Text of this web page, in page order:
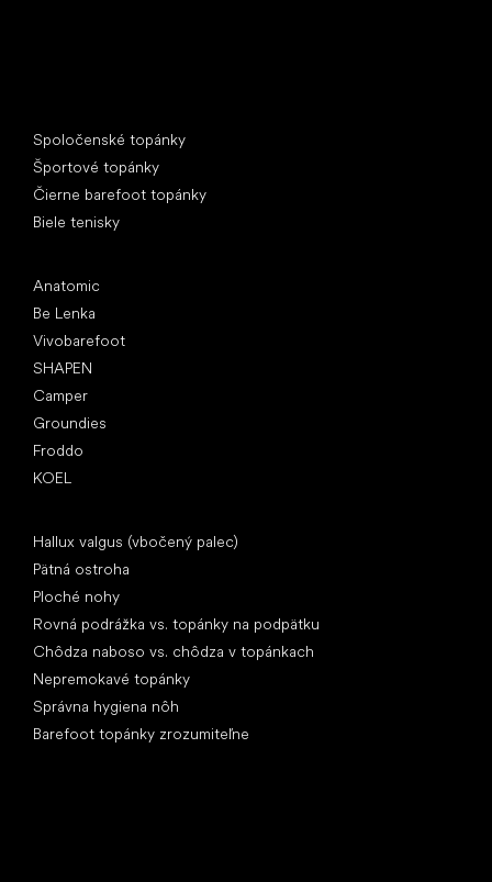
Spoločenské topánky
Športové topánky
Čierne barefoot topánky
Biele tenisky
Anatomic
Be Lenka
Vivobarefoot
SHAPEN
Camper
Groundies
Froddo
KOEL
Hallux valgus (vbočený palec)
Pätná ostroha
Ploché nohy
Rovná podrážka vs. topánky na podpätku
Chôdza naboso vs. chôdza v topánkach
Nepremokavé topánky
Správna hygiena nôh
Barefoot topánky zrozumiteľne